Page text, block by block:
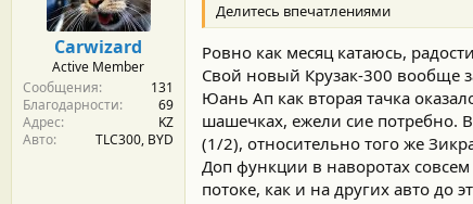
Carwizard
Active Member
Сообщения
131
Благодарности
69
Адрес
KZ
Авто
TLC300, BYD
Делитесь впечатлениями
Ровно как месяц катаюсь,
Свой новый Крузак-300 вообще
Юань Ап как вторая тачка
шашечках, ежели сие потребно.
(1/2), относительно того же
Доп функции в наворотах
потоке, как и на других авто до